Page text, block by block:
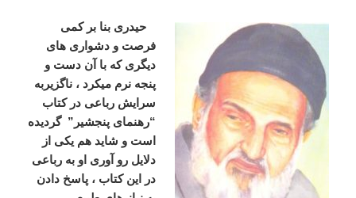
حیدری بنا بر کمی
فرصت و دشواری های
دیگری که با آن دست و
پنجه نرم میکرد ، ناگزیربه
سرایش رباعی در کتاب
“رهنمای پنجشیر” گردیده
است و شاید هم یکی از
دلایل رو آوری او به رباعی
در این کتاب ، پاسخ دادن